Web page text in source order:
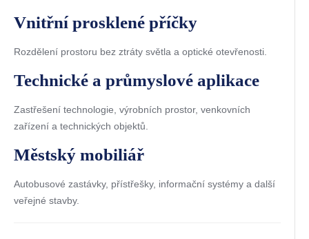
Vnitřní prosklené příčky
Rozdělení prostoru bez ztráty světla a optické otevřenosti.
Technické a průmyslové aplikace
Zastřešení technologie, výrobních prostor, venkovních
zařízení a technických objektů.
Městský mobiliář
Autobusové zastávky, přístřešky, informační systémy a další
veřejné stavby.